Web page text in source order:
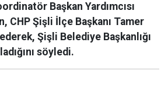
Başkan Yardımcısı
CHP Şişli İlçe Başkanı Tamer
Şişli Belediye Başkanlığı
söyledi.